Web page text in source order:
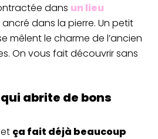
dans un lieu
ancré dans la pierre. Un petit
mêlent le charme de l’ancien
On vous fait découvrir sans
abrite de bons
ça fait déjà beaucoup